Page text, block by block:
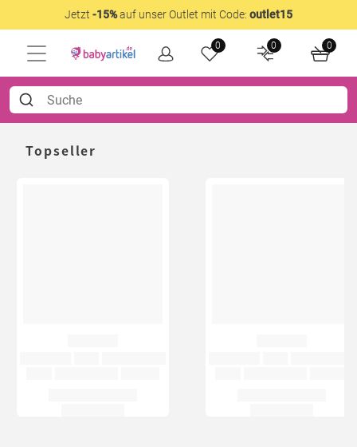
Jetzt -15%auf unser Outlet mit Code: outlet15
0 0 0
Topseller